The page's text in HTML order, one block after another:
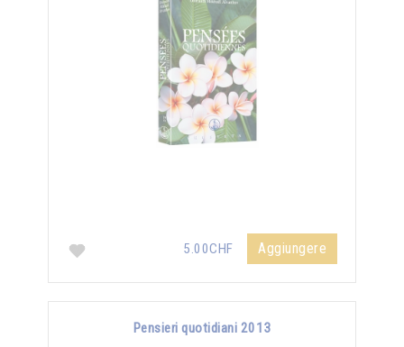
5.00CHF Aggiungere
Pensieri quotidiani 2013